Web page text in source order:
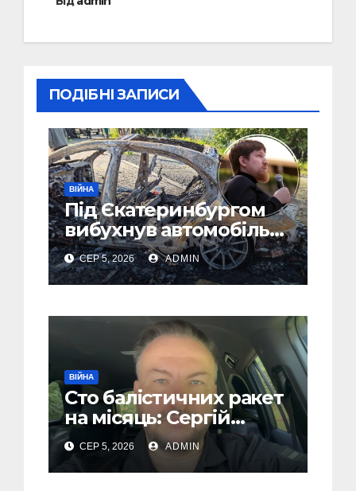
ПОДІБНІ ЗАПИСИ
ВІЙНА
Під Єкатеринбургом
вибухнув автомобіль
голови компанії-
виробника дронів
“Упир” – перші
СЕР 5, 2026 ADMIN
ВІЙНА
Сто балістичних ракет
на місяць: Сергій
“Флеш” закликав
українців готуватися
до гіршого
СЕР 5, 2026 ADMIN